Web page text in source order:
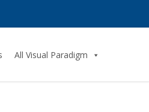
All Visual Paradigm